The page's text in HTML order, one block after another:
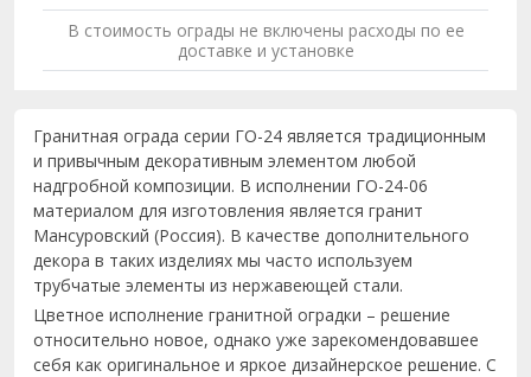
В стоимость ограды не включены расходы по ее
доставке и установке
Гранитная ограда серии ГО-24 является традиционным
и привычным декоративным элементом любой
надгробной композиции. В исполнении ГО-24-06
материалом для изготовления является гранит
Мансуровский (Россия). В качестве дополнительного
декора в таких изделиях мы часто используем
трубчатые элементы из нержавеющей стали.
Цветное исполнение гранитной оградки – решение
относительно новое, однако уже зарекомендовавшее
себя как оригинальное и яркое дизайнерское решение. С